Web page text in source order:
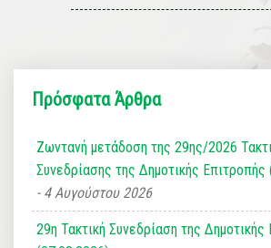
Πρόσφατα Άρθρα
Ζωντανή μετάδοση της 29ης/2026
Συνεδρίασης της Δημοτικής
4 Αυγούστου 2026
29η Τακτική Συνεδρίαση της Δημοτικής